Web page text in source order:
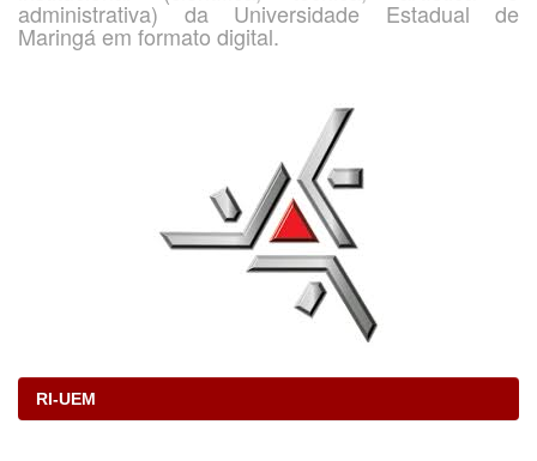
administrativa) da Universidade Estadual de
Maringá em formato digital.
RI-UEM